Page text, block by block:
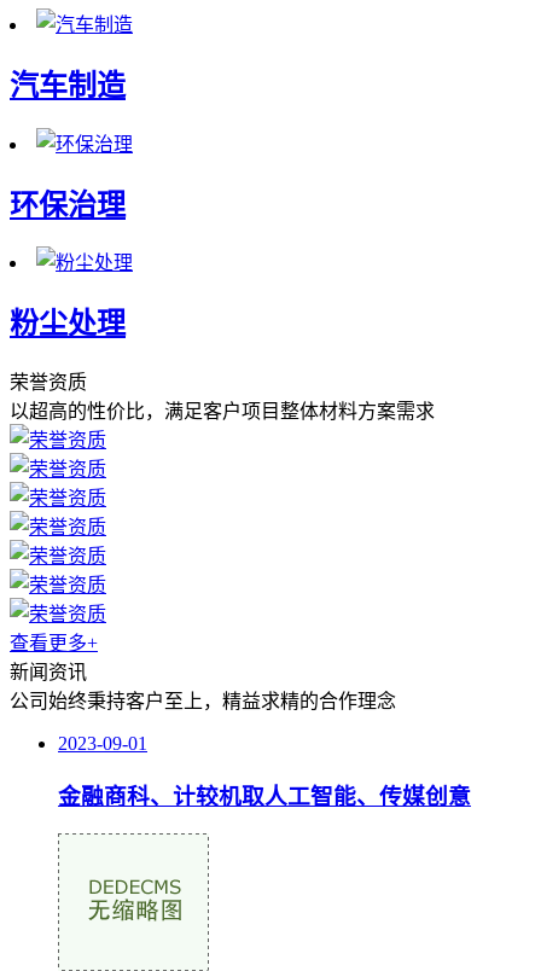
汽车制造
环保治理
粉尘处理
荣誉资质
以超高的性价比，满足客户项目整体材料方案需求
查看更多+
新闻资讯
公司始终秉持客户至上，精益求精的合作理念
2023-09-01
金融商科、计较机取人工智能、传媒创意